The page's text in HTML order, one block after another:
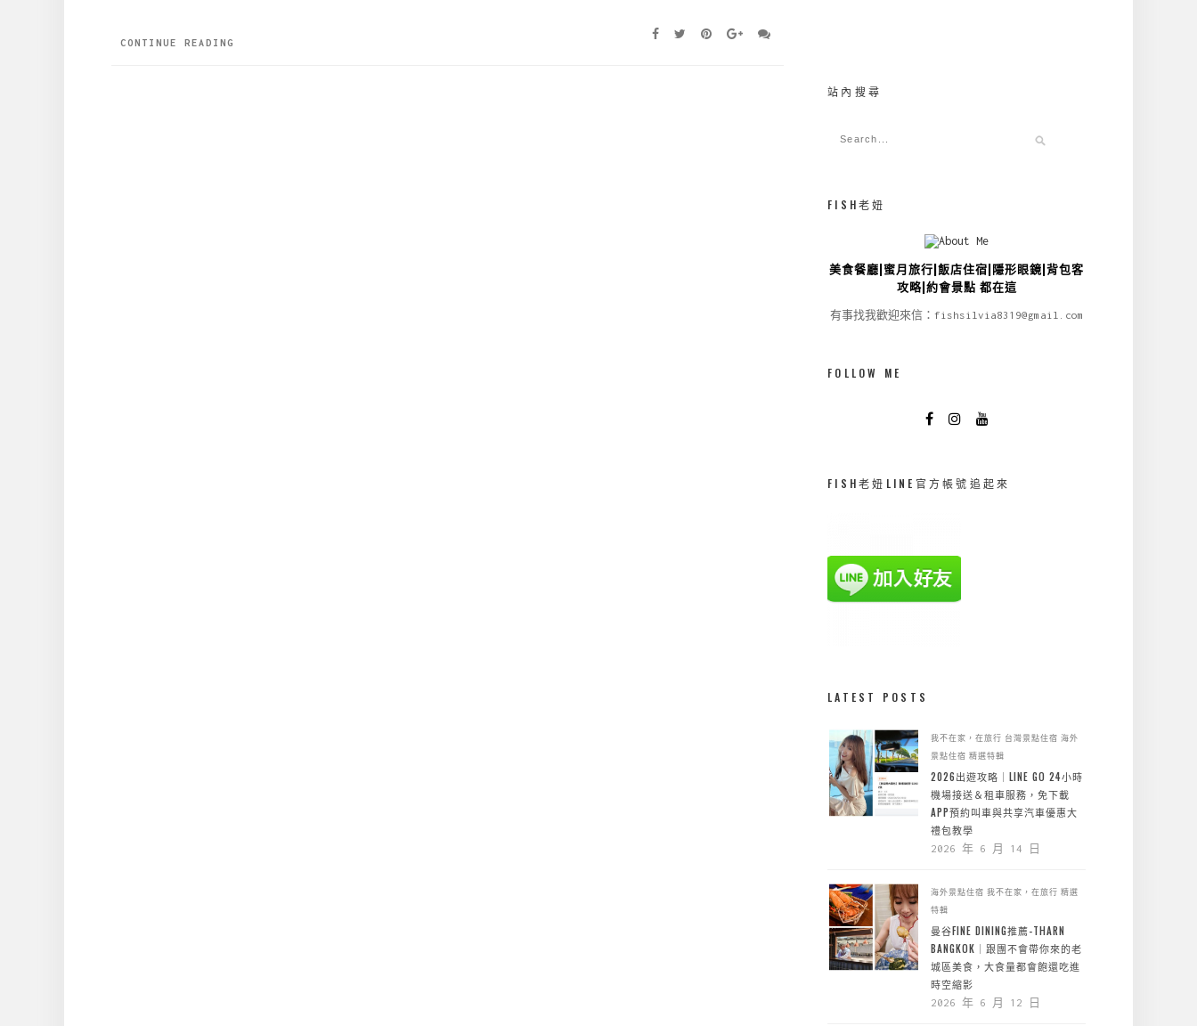
CONTINUE READING
站內搜尋
FISH老妞
美食餐廳|蜜月旅行|飯店住宿|隱形眼鏡|背包客
攻略|約會景點 都在這
有事找我歡迎來信：fishsilvia8319@gmail.com
FOLLOW ME
FISH老妞LINE官方帳號追起來
LATEST POSTS
我不在家，在旅行 台灣景點住宿 海外
景點住宿 精選特輯
2026出遊攻略｜LINE GO 24小時
機場接送＆租車服務，免下載
APP預約叫車與共享汽車優惠大
禮包教學
2026 年 6 月 14 日
海外景點住宿 我不在家，在旅行 精選
特輯
曼谷FINE DINING推薦-THARN
BANGKOK｜跟團不會帶你來的老
城區美食，大食量都會飽還吃進
時空縮影
2026 年 6 月 12 日